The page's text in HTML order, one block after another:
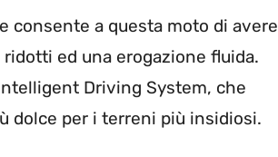
consente a questa moto di avere
ed una erogazione fluida.
Driving System, che
dolce per i terreni più insidiosi.